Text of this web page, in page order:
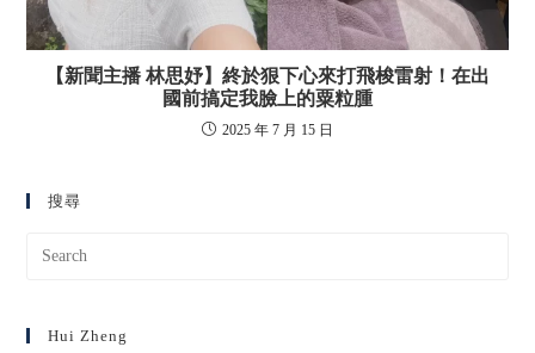
【新聞主播 林思妤】終於狠下心來打飛梭雷射！在出
國前搞定我臉上的粟粒腫
2025 年 7 月 15 日
搜尋
Hui Zheng